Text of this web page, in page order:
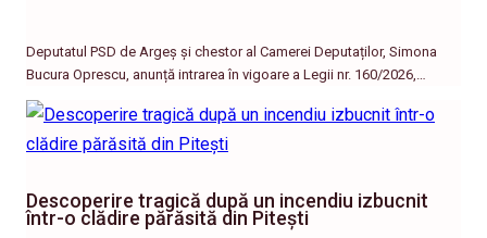
Deputatul PSD de Argeș și chestor al Camerei Deputaților, Simona
Bucura Oprescu, anunță intrarea în vigoare a Legii nr. 160/2026,…
Descoperire tragică după un incendiu izbucnit
într-o clădire părăsită din Pitești